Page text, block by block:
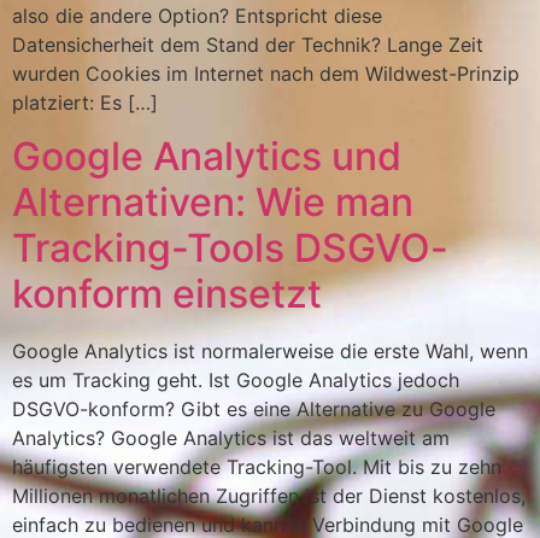
also die andere Option? Entspricht diese
Datensicherheit dem Stand der Technik? Lange Zeit
wurden Cookies im Internet nach dem Wildwest-Prinzip
platziert: Es […]
Google Analytics und
Alternativen: Wie man
Tracking-Tools DSGVO-
konform einsetzt
Google Analytics ist normalerweise die erste Wahl, wenn
es um Tracking geht. Ist Google Analytics jedoch
DSGVO-konform? Gibt es eine Alternative zu Google
Analytics? Google Analytics ist das weltweit am
häufigsten verwendete Tracking-Tool. Mit bis zu zehn
Millionen monatlichen Zugriffen ist der Dienst kostenlos,
einfach zu bedienen und kann in Verbindung mit Google